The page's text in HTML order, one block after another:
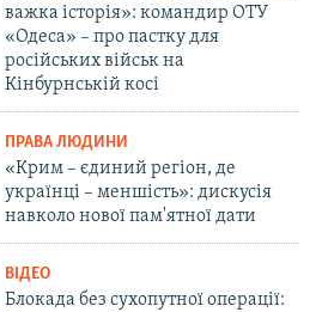
важка історія»: командир ОТУ
«Одеса» – про пастку для
російських військ на
Кінбурнській косі
ПРАВА ЛЮДИНИ
«Крим – єдиний регіон, де
українці – меншість»: дискусія
навколо нової пам'ятної дати
ВІДЕО
Блокада без сухопутної операції: